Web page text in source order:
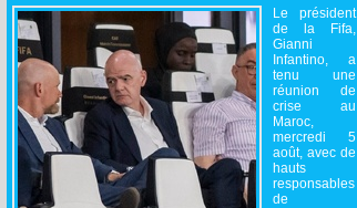
Le président
de la Fifa,
Gianni
Infantino, a
tenu une
réunion de
crise au
Maroc,
mercredi 5
août, avec de
hauts
responsables
de